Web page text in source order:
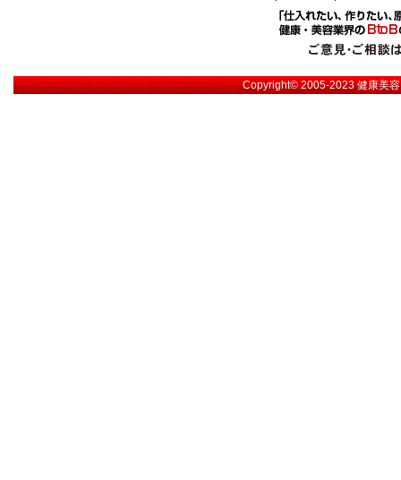
Copyright© 2005-2023健康美